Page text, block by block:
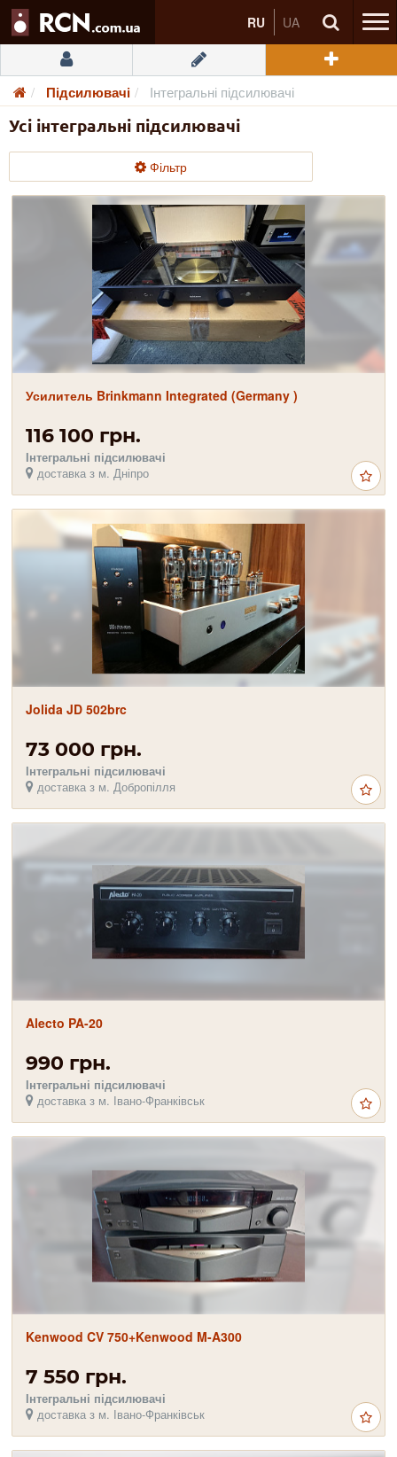
RU UA
Підсилювачі Інтегральні підсилювачі
Усі інтегральні підсилювачі
Фільтр
Усилитель Brinkmann Integrated (Germany )
116 100 грн.
Інтегральні підсилювачі
доставка з м. Дніпро
Jolida JD 502brc
73 000 грн.
Інтегральні підсилювачі
доставка з м. Добропілля
Alecto PA-20
990 грн.
Інтегральні підсилювачі
доставка з м. Івано-Франківськ
Kenwood CV 750+Kenwood M-A300
7 550 грн.
Інтегральні підсилювачі
доставка з м. Івано-Франківськ